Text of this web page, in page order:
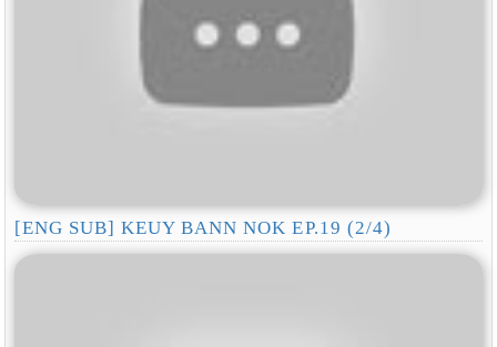
[ENG SUB] KEUY BANN NOK EP.19 (2/4)